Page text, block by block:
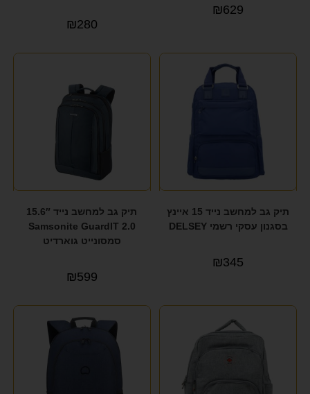
₪629
₪280
תיק גב למחשב נייד 15 איינץ
בסגנון עסקי רשמי DELSEY
₪345
תיק גב למחשב נייד 15.6″
Samsonite GuardIT 2.0
סמסונייט גוארדיט
₪599